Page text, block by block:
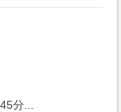
分...